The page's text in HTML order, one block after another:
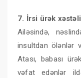
7. İrsi ürək
Ailəsində,
insultdan ölənlər
Atası, babası
vəfat edənlər